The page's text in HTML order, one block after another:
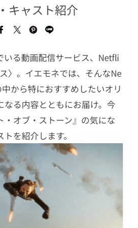
キャスト紹介
いる動画配信サービス、Netfli
〉。イエモネでは、そんなNe
から特におすすめしたいオリ
なる内容とともにお届け。今
・オブ・ストーン』の気にな
を紹介します。